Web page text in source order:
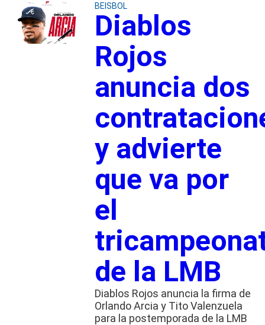
BEISBOL
Diablos
Rojos
anuncia dos
y advierte
que va por
el
de la LMB
Diablos Rojos anuncia la firma de
Orlando Arcia y Tito Valenzuela
para la postemporada de la LMB